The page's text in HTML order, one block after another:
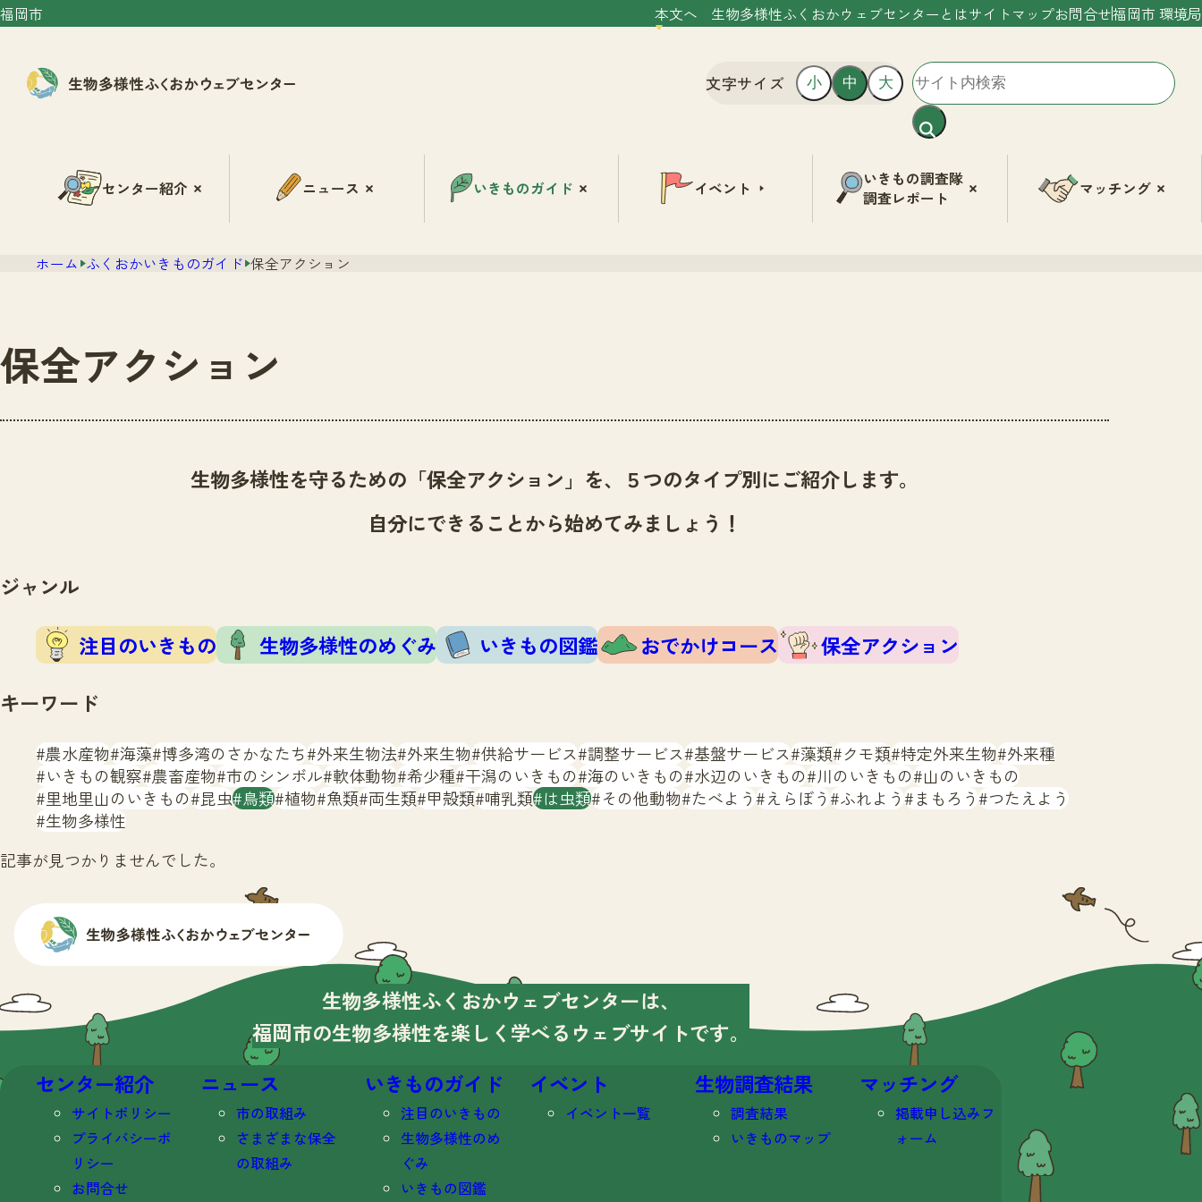
福岡市 本文へ 生物多様性ふくおかウェブセンターとはサイトマップお問合せ福岡市 環境局
文字サイズ 小 中 大
センター紹介 ニュース いきものガイド イベント
いきもの調査隊
調査レポート
マッチング
ホーム ふくおかいきものガイド 保全アクション
保全アクション
生物多様性を守るための「保全アクション」を、５つのタイプ別にご紹介します。
自分にできることから始めてみましょう！
ジャンル
注目のいきもの 生物多様性のめぐみ いきもの図鑑 おでかけコース
保全アクション
キーワード
農水産物 海藻 博多湾のさかなたち 外来生物法 外来生物 供給サービス 調整サービス 基盤サービス 藻類 クモ類 特定外来生物 外来種
いきもの観察 農畜産物 市のシンボル 軟体動物 希少種 干潟のいきもの 海のいきもの 水辺のいきもの 川のいきもの 山のいきもの
里地里山のいきもの 昆虫 鳥類 植物 魚類 両生類 甲殻類 哺乳類 は虫類 その他動物 たべよう えらぼう ふれよう まもろう つたえよう
生物多様性
記事が見つかりませんでした。
生物多様性ふくおかウェブセンターは、
福岡市の生物多様性を楽しく学べる ウェブサイトです。
センター紹介
サイトポリシー
プライバシーポ
リシー
お問合せ
ニュース
市の取組み
さまざまな保全
の取組み
いきものガイド
注目のいきもの
生物多様性のめ
ぐみ
いきもの図鑑
イベント
イベント一覧
生物調査結果
調査結果
いきものマップ
マッチング
掲載申し込みフ
ォーム